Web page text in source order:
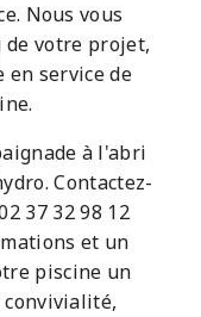
Nous vous
de votre projet,
en service de
à l'abri
Contactez-
37 32 98 12
et un
piscine un
convivialité,